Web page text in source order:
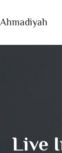
Ahmadiyah
Live